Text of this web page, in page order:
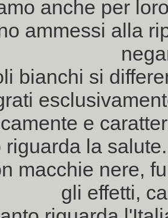
anche per
ammessi alla
bianchi si
e
riguarda la
macchie nere,
gli effetti,